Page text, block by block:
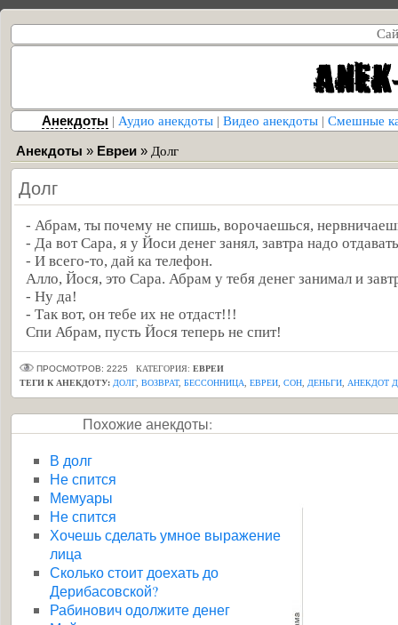
Анекдоты | Аудио анекдоты | Видео анекдоты | Смешные
Анекдоты » Евреи » Долг
Долг
- Абрам, ты почему не спишь, ворочаешься,
- Да вот Сара, я у Йоси денег занял, завтра надо
- И всего-то, дай ка телефон.
Алло, Йося, это Сара. Абрам у тебя денег занимал и
- Ну да!
- Так вот, он тебе их не отдаст!!!
Спи Абрам, пусть Йося теперь не спит!
ПРОСМОТРОВ: 2225 КАТЕГОРИЯ: ЕВРЕИ
ТЕГИ К АНЕКДОТУ: ДОЛГ, ВОЗВРАТ, БЕССОННИЦА ЕВРЕИ СОН ДЕНЬГИ АНЕКДОТ
Похожие анекдоты:
В долг
Не спится
Мемуары
Не спится
Хочешь сделать умное выражение
лица
Сколько стоит доехать до
Дерибасовской?
Рабинович одолжите денег